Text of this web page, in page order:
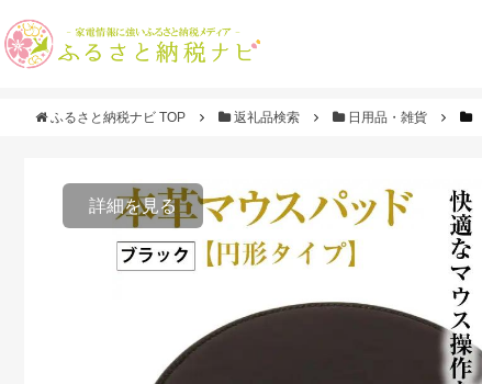
ふるさと納税ナビ TOP 返礼品検索 日用品・雑貨
詳細を見る